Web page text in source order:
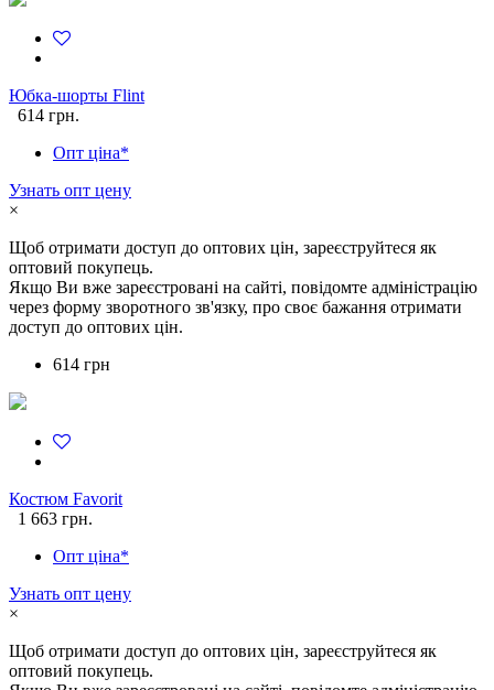
Юбка-шорты Flint
614 грн.
Опт ціна*
Узнать опт цену
×
Щоб отримати доступ до оптових цін, зареєструйтеся як
оптовий покупець.
Якщо Ви вже зареєстровані на сайті, повідомте адміністрацію
через форму зворотного зв'язку, про своє бажання отримати
доступ до оптових цін.
614 грн
Костюм Favorit
1 663 грн.
Опт ціна*
Узнать опт цену
×
Щоб отримати доступ до оптових цін, зареєструйтеся як
оптовий покупець.